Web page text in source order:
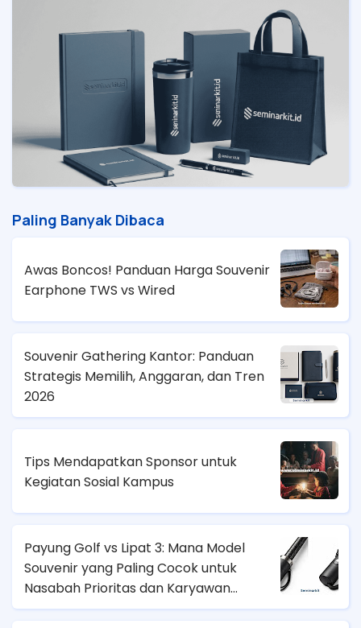
Paling Banyak Dibaca
Awas Boncos! Panduan Harga Souvenir
Earphone TWS vs Wired
Souvenir Gathering Kantor: Panduan
Strategis Memilih, Anggaran, dan Tren
2026
Tips Mendapatkan Sponsor untuk
Kegiatan Sosial Kampus
Payung Golf vs Lipat 3: Mana Model
Souvenir yang Paling Cocok untuk
Nasabah Prioritas dan Karyawan
Lapangan?